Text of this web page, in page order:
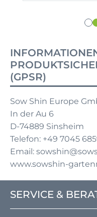
(GPSR)
Sow Shin Europe
In der Au 6
D-74889 Sinsheim
Telefon: +49 7045
Email:
www.sowshin-
SERVICE &